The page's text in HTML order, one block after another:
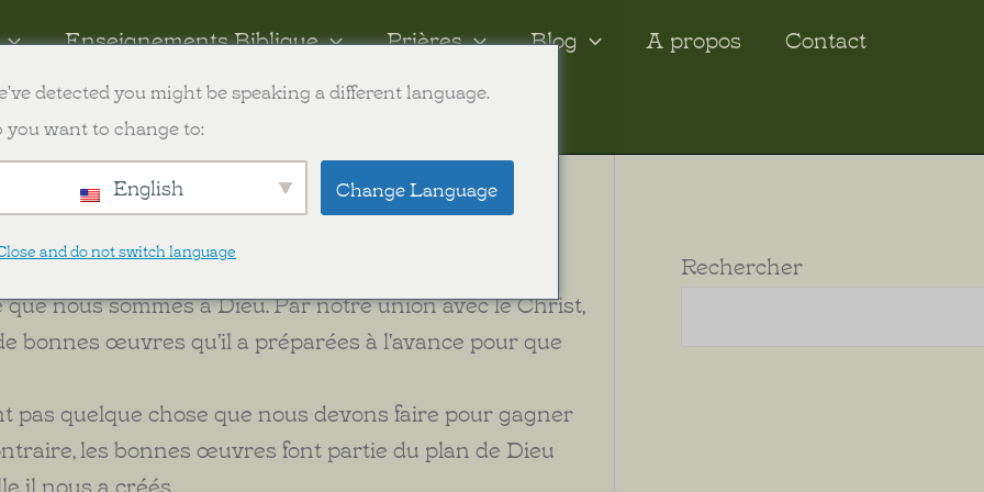
Enseignements Biblique Prières Blog A propos Contact
nous sommes à Dieu. Par notre union avec le Christ,
bonnes œuvres qu'il a préparées à l'avance pour que
quelque chose que nous devons faire pour gagner
les bonnes œuvres font partie du plan de Dieu
il nous a créés.
Rechercher
detected you might be speaking a different language.
you want to change to:
English Change Language
and do not switch language